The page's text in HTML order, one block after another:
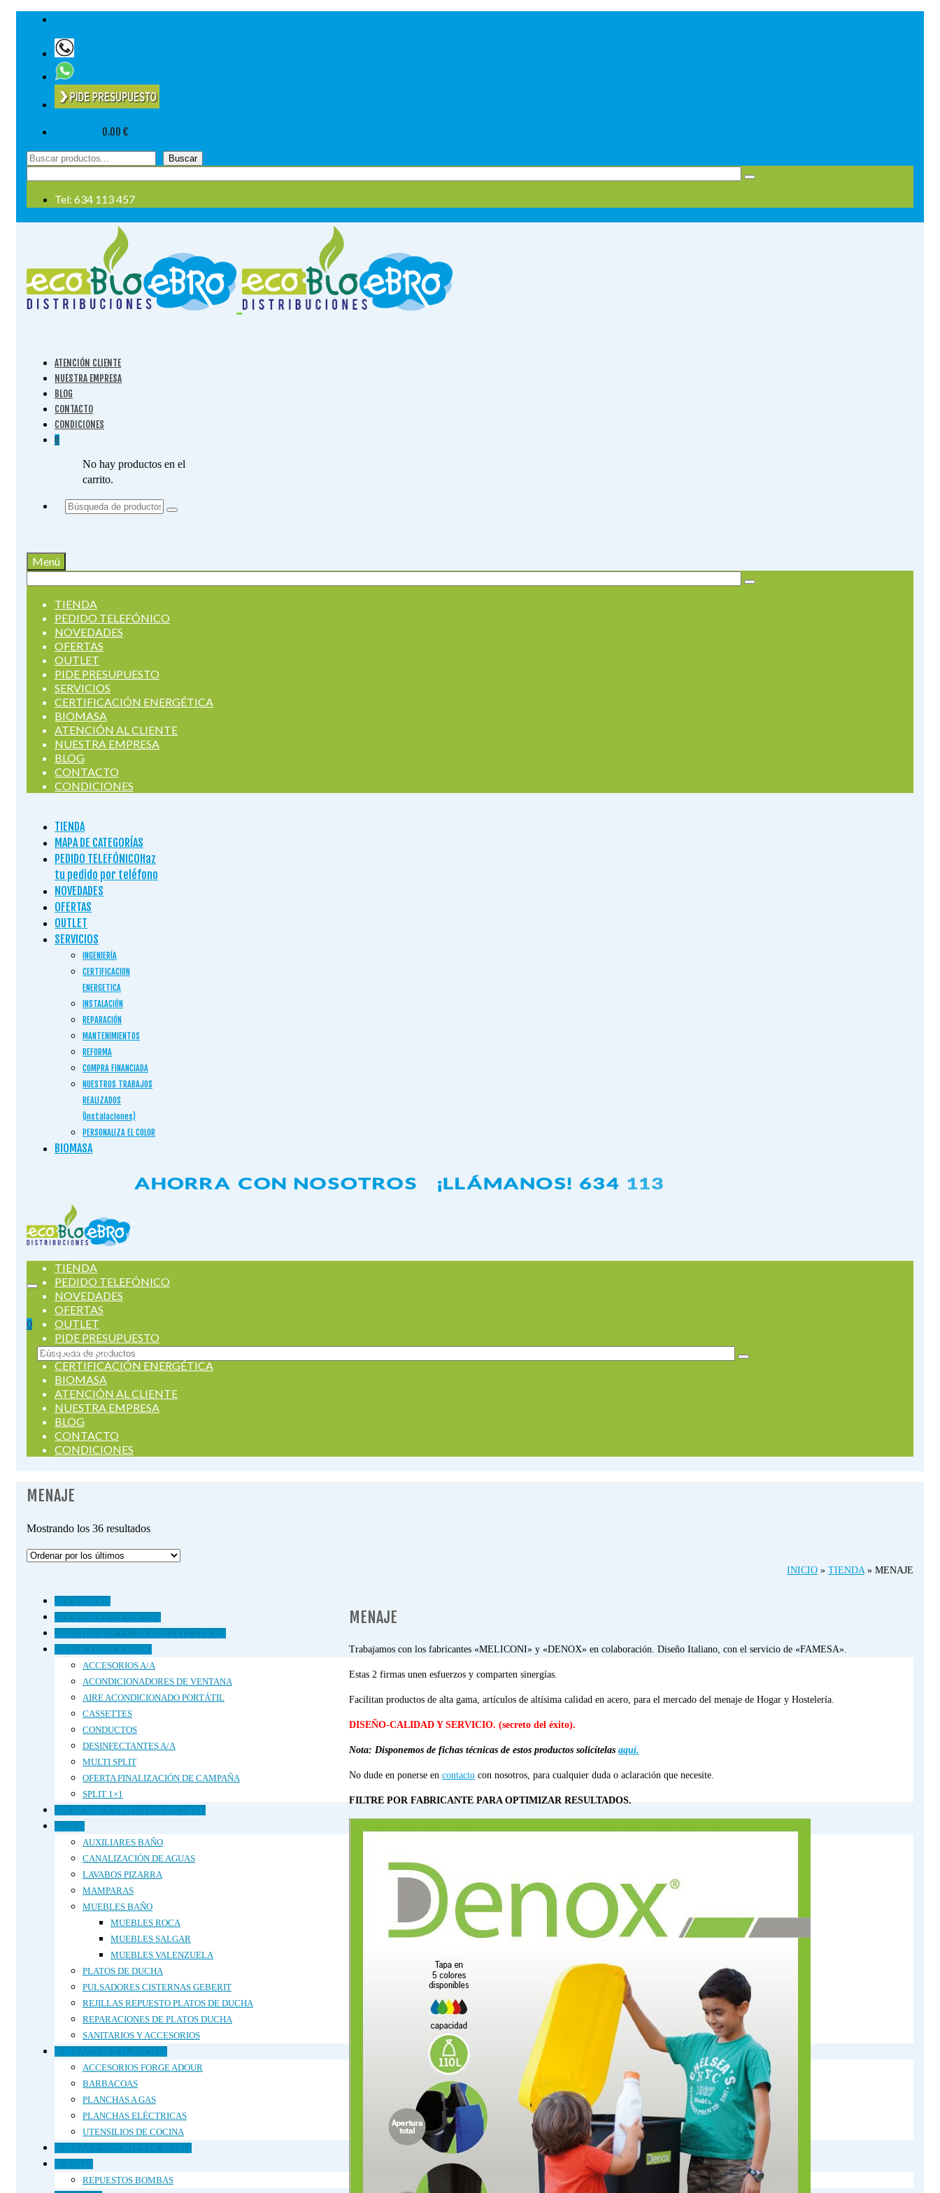
0.00 €
Buscar
Tel: 634 113 457
ATENCIÓN CLIENTE
NUESTRA EMPRESA
BLOG
CONTACTO
CONDICIONES
0
No hay productos en el
carrito.
Buscar
Menú
TIENDA
PEDIDO TELEFÓNICO
NOVEDADES
OFERTAS
OUTLET
PIDE PRESUPUESTO
SERVICIOS
CERTIFICACIÓN ENERGÉTICA
BIOMASA
ATENCIÓN AL CLIENTE
NUESTRA EMPRESA
BLOG
CONTACTO
CONDICIONES
TIENDA
MAPA DE CATEGORÍAS
PEDIDO TELEFÓNICO Haz
tu pedido por teléfono
NOVEDADES
OFERTAS
OUTLET
SERVICIOS
INGENIERÍA
CERTIFICACION
ENERGETICA
INSTALACIÓN
REPARACIÓN
MANTENIMIENTOS
REFORMA
COMPRA FINANCIADA
NUESTROS TRABAJOS
REALIZADOS
(Instalaciones)
PERSONALIZA EL COLOR
BIOMASA
0
Buscar
por:
TIENDA
PEDIDO TELEFÓNICO
NOVEDADES
OFERTAS
OUTLET
PIDE PRESUPUESTO
SERVICIOS
CERTIFICACIÓN ENERGÉTICA
BIOMASA
ATENCIÓN AL CLIENTE
NUESTRA EMPRESA
BLOG
CONTACTO
CONDICIONES
MENAJE
Mostrando los 36 resultadosOrdenado
INICIO » TIENDA » MENAJE
MENAJE
Trabajamos con los fabricantes «MELICONI» y «DENOX» en colaboración. Diseño Italiano, con el servicio de «FAMESA».
Estas 2 firmas unen esfuerzos y comparten sinergías.
Facilitan productos de alta gama, artículos de altísima calidad en acero, para el mercado del menaje de Hogar y Hostelería.
DISEÑO-CALIDAD Y SERVICIO. (secreto del éxito).
Nota: Disponemos de fichas técnicas de estos productos solicítelas aquí.
No dude en ponerse en contacto con nosotros, para cualquier duda o aclaración que necesite.
FILTRE POR FABRICANTE PARA OPTIMIZAR RESULTADOS.
ACCESORIOS
ACCESORIOS DE PISCINA
AEROTERMOS Y CAÑONES ELÉCTRICOS
AIRE ACONDICIONADO
ACCESORIOS A/A
ACONDICIONADORES DE VENTANA
AIRE ACONDICIONADO PORTÁTIL
CASSETTES
CONDUCTOS
DESINFECTANTES A/A
MULTI SPLIT
OFERTA FINALIZACIÓN DE CAMPAÑA
SPLIT 1×1
APLÁZAME (COMPRA FINANCIADA)
BAÑOS
AUXILIARES BAÑO
CANALIZACIÓN DE AGUAS
LAVABOS PIZARRA
MAMPARAS
MUEBLES BAÑO
MUEBLES ROCA
MUEBLES SALGAR
MUEBLES VALENZUELA
PLATOS DE DUCHA
PULSADORES CISTERNAS GEBERIT
REJILLAS REPUESTO PLATOS DE DUCHA
REPARACIONES DE PLATOS DUCHA
SANITARIOS Y ACCESORIOS
BARBACOAS Y PLANCHAS
ACCESORIOS FORGE ADOUR
BARBACOAS
PLANCHAS A GAS
PLANCHAS ELÉCTRICAS
UTENSILIOS DE COCINA
BARRAS Y SOPORTES DE AYUDA
BOMBAS
REPUESTOS BOMBAS